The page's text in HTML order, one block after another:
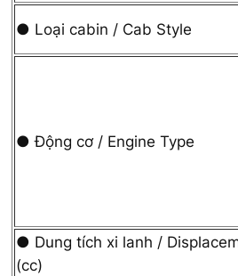
● Loại cabin / Cab Style
● Động cơ / Engine Type
● Dung tích xi lanh /
(cc)